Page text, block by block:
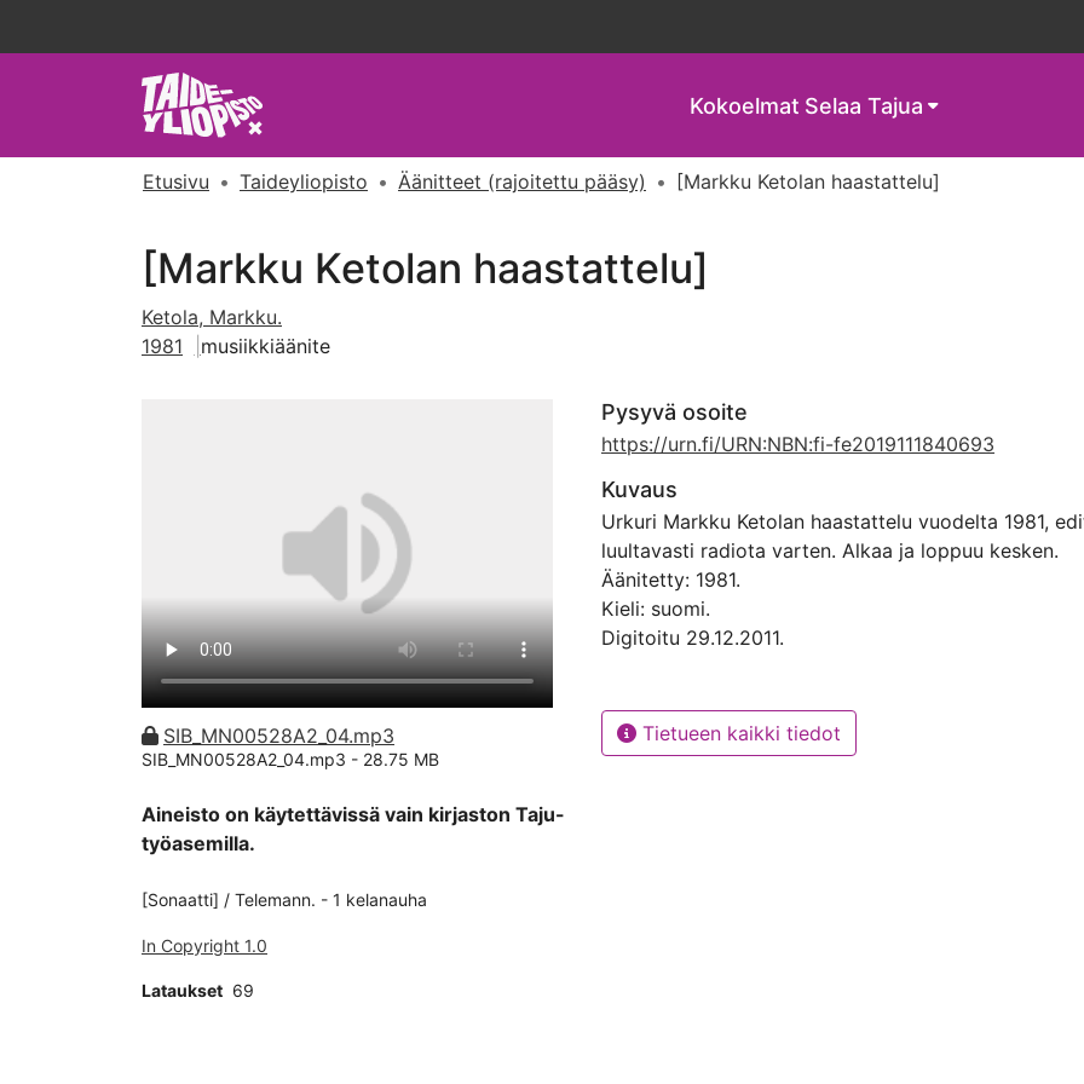
Kokoelmat Selaa Tajua
Etusivu Taideyliopisto Äänitteet (rajoitettu pääsy) [Markku Ketolan haastattelu]
[Markku Ketolan haastattelu]
Ketola, Markku.
1981
musiikkiäänite
SIB_MN00528A2_04.mp3
SIB_MN00528A2_04.mp3 - 28.75 MB
Aineisto on käytettävissä vain kirjaston Taju-
työasemilla.
[Sonaatti] / Telemann. - 1 kelanauha
In Copyright 1.0
Lataukset 69
Pysyvä osoite
https://urn.fi/URN:NBN:fi-fe2019111840693
Kuvaus
Urkuri Markku Ketolan haastattelu vuodelta 1981,
luultavasti radiota varten. Alkaa ja loppuu kesken.
Äänitetty: 1981.
Kieli: suomi.
Digitoitu 29.12.2011.
Tietueen kaikki tiedot